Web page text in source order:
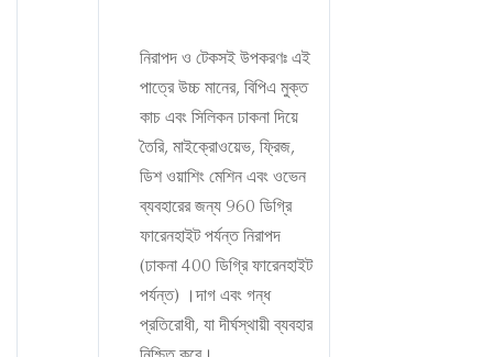
নিরাপদ ও টেকসই উপকরণঃ এই
পাত্রে উচ্চ মানের, বিপিএ মুক্ত
কাচ এবং সিলিকন ঢাকনা দিয়ে
তৈরি, মাইক্রোওয়েভ, ফ্রিজ,
ডিশ ওয়াশিং মেশিন এবং ওভেন
ব্যবহারের জন্য 960 ডিগ্রি
ফারেনহাইট পর্যন্ত নিরাপদ
(ঢাকনা 400 ডিগ্রি ফারেনহাইট
পর্যন্ত) ।দাগ এবং গন্ধ
প্রতিরোধী, যা দীর্ঘস্থায়ী ব্যবহার